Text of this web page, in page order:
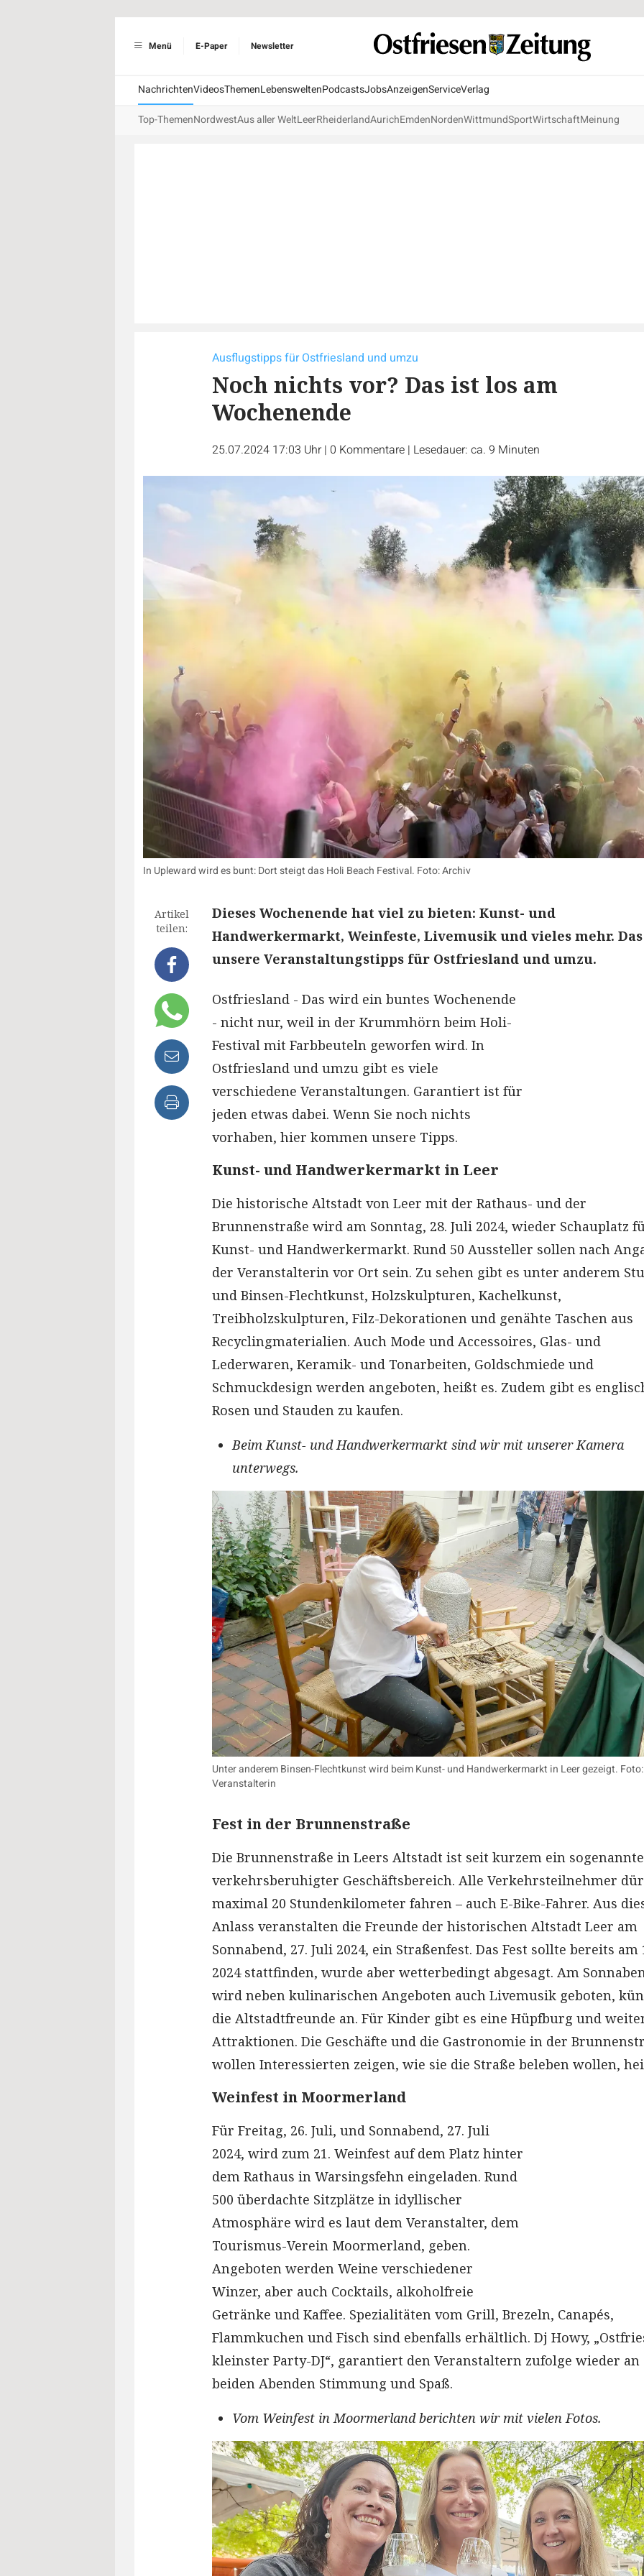
Menü E-Paper Newsletter
NachrichtenVideosThemenLebensweltenPodcastsJobsAnzeigenServiceVerlag
Top-ThemenNordwestAus aller WeltLeerRheiderlandAurichEmdenNordenWittmundSportWirtschaftMeinung
Ausflugstipps für Ostfriesland und umzu
Noch nichts vor? Das ist los am
Wochenende
25.07.2024 17:03 Uhr | 0 Kommentare | Lesedauer: ca. 9 Minuten
In Upleward wird es bunt: Dort steigt das Holi Beach Festival. Foto: Archiv
Artikel
teilen:
Dieses Wochenende hat viel zu bieten: Kunst- und
Handwerkermarkt, Weinfeste, Livemusik und vieles mehr.
unsere Veranstaltungstipps für Ostfriesland und umzu.
Ostfriesland - Das wird ein buntes Wochenende
- nicht nur, weil in der Krummhörn beim Holi-
Festival mit Farbbeuteln geworfen wird. In
Ostfriesland und umzu gibt es viele
verschiedene Veranstaltungen. Garantiert ist für
jeden etwas dabei. Wenn Sie noch nichts
vorhaben, hier kommen unsere Tipps.
Kunst- und Handwerkermarkt in Leer
Die historische Altstadt von Leer mit der Rathaus- und der
Brunnenstraße wird am Sonntag, 28. Juli 2024, wieder Schauplatz
Kunst- und Handwerkermarkt. Rund 50 Aussteller sollen nach
der Veranstalterin vor Ort sein. Zu sehen gibt es unter anderem
und Binsen-Flechtkunst, Holzskulpturen, Kachelkunst,
Treibholzskulpturen, Filz-Dekorationen und genähte Taschen aus
Recyclingmaterialien. Auch Mode und Accessoires, Glas- und
Lederwaren, Keramik- und Tonarbeiten, Goldschmiede und
Schmuckdesign werden angeboten, heißt es. Zudem gibt es
Rosen und Stauden zu kaufen.
Beim Kunst- und Handwerkermarkt sind wir mit unserer Kamera
unterwegs.
Unter anderem Binsen-Flechtkunst wird beim Kunst- und Handwerkermarkt in Leer gezeigt. Foto:
Veranstalterin
Fest in der Brunnenstraße
Die Brunnenstraße in Leers Altstadt ist seit kurzem ein
verkehrsberuhigter Geschäftsbereich. Alle Verkehrsteilnehmer
maximal 20 Stundenkilometer fahren – auch E-Bike-Fahrer. Aus
Anlass veranstalten die Freunde der historischen Altstadt Leer am
Sonnabend, 27. Juli 2024, ein Straßenfest. Das Fest sollte bereits am
2024 stattfinden, wurde aber wetterbedingt abgesagt. Am
wird neben kulinarischen Angeboten auch Livemusik geboten,
die Altstadtfreunde an. Für Kinder gibt es eine Hüpfburg und
Attraktionen. Die Geschäfte und die Gastronomie in der
wollen Interessierten zeigen, wie sie die Straße beleben wollen,
Weinfest in Moormerland
Für Freitag, 26. Juli, und Sonnabend, 27. Juli
2024, wird zum 21. Weinfest auf dem Platz hinter
dem Rathaus in Warsingsfehn eingeladen. Rund
500 überdachte Sitzplätze in idyllischer
Atmosphäre wird es laut dem Veranstalter, dem
Tourismus-Verein Moormerland, geben.
Angeboten werden Weine verschiedener
Winzer, aber auch Cocktails, alkoholfreie
Getränke und Kaffee. Spezialitäten vom Grill, Brezeln, Canapés,
Flammkuchen und Fisch sind ebenfalls erhältlich. Dj Howy,
kleinster Party-DJ“, garantiert den Veranstaltern zufolge wieder an
beiden Abenden Stimmung und Spaß.
Vom Weinfest in Moormerland berichten wir mit vielen Fotos.